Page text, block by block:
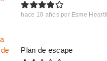
hace 10 años por Esme
Plan de escape